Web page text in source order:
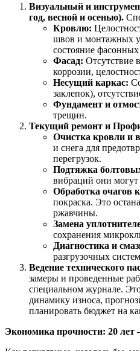
Визуальный и
год, весной и осенью).
Кровлю:
швов и монтажных
состояние
Фасад: Отсутствие
коррозии,
Несущий каркас:
заклепок),
Фундамент и
трещин.
Текущий ремонт и
Очистка кровли и
и снега для
перегрузок.
Подтяжка
вибраций они могут
Обработка очагов
покраска. Это
ржавчины.
Замена
сохранения
Диагностика и
разгрузочных
Ведение технического
замеры и проведенные
специальном журнале.
динамику износа,
планировать бюджет на
Экономика прочности: 20 лет